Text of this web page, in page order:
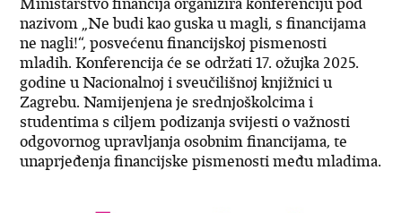
nazivom „Ne budi kao guska u magli, s financijama
ne nagli!“, posvećenu financijskoj pismenosti
mladih. Konferencija će se održati 17. ožujka 2025.
godine u Nacionalnoj i sveučilišnoj knjižnici u
Zagrebu. Namijenjena je srednjoškolcima i
studentima s ciljem podizanja svijesti o važnosti
odgovornog upravljanja osobnim financijama, te
unaprjeđenja financijske pismenosti među mladima.